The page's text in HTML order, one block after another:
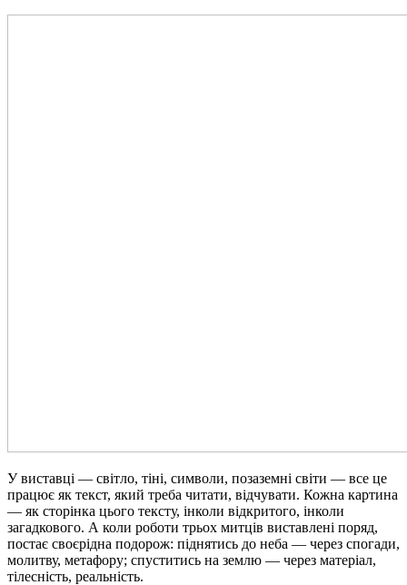
У виставці — світло, тіні, символи, позаземні світи — все це
працює як текст, який треба читати, відчувати. Кожна картина
— як сторінка цього тексту, інколи відкритого, інколи
загадкового. А коли роботи трьох митців виставлені поряд,
постає своєрідна подорож: піднятись до неба — через спогади,
молитву, метафору; спуститись на землю — через матеріал,
тілесність, реальність.